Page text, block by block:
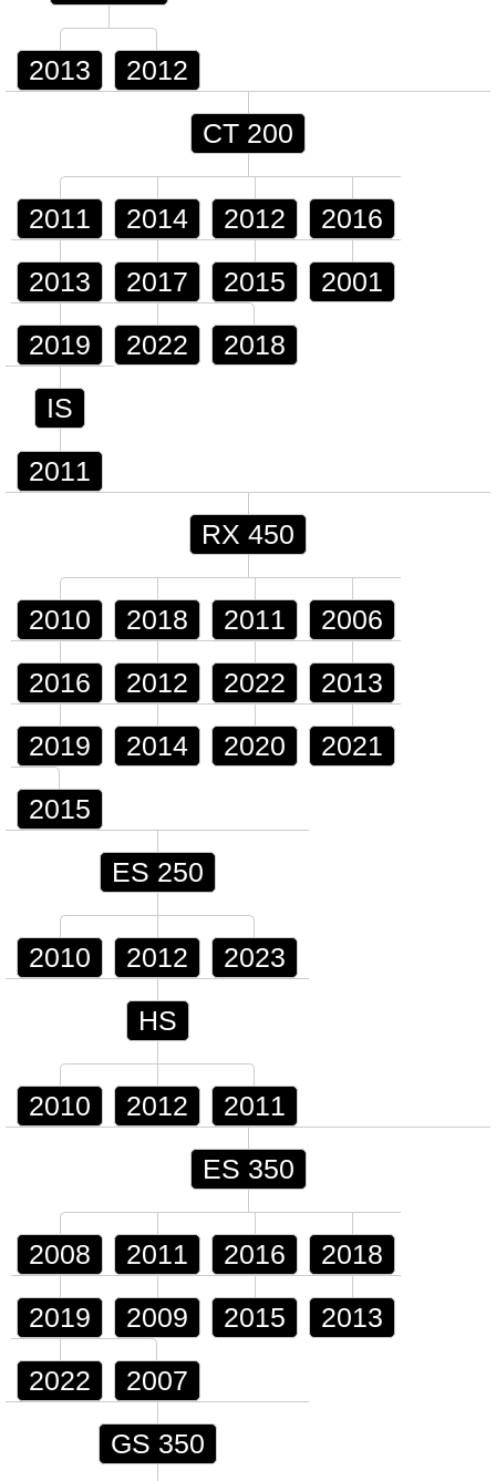
2013 2012
CT 200
2011 2014 2012 2016
2013 2017 2015 2001
2019 2022 2018
IS
2011
RX 450
2010 2018 2011 2006
2016 2012 2022 2013
2019 2014 2020 2021
2015
ES 250
2010 2012 2023
HS
2010 2012 2011
ES 350
2008 2011 2016 2018
2019 2009 2015 2013
2022 2007
GS 350